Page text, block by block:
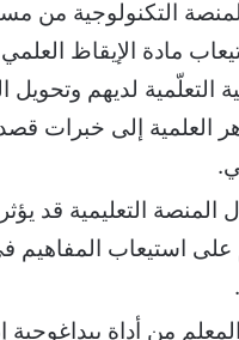
التكنولوجية من
مادة الإيقاظ العلمي
التعلّمية لديهم وتحويل
العلمية إلى خبرات
المنصة التعليمية قد
على استيعاب المفاهيم
من أداة